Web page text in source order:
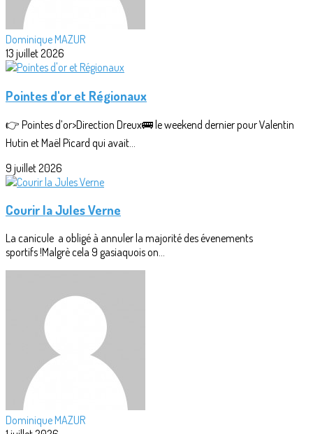
Dominique MAZUR
13 juillet 2026
Pointes d'or et Régionaux
👉 Pointes d’or>Direction Dreux🚌 le weekend dernier pour Valentin
Hutin et Maël Picard qui avait...
9 juillet 2026
Courir la Jules Verne
La canicule a obligé à annuler la majorité des évenements
sportifs !Malgrè cela 9 gasiaquois on...
Dominique MAZUR